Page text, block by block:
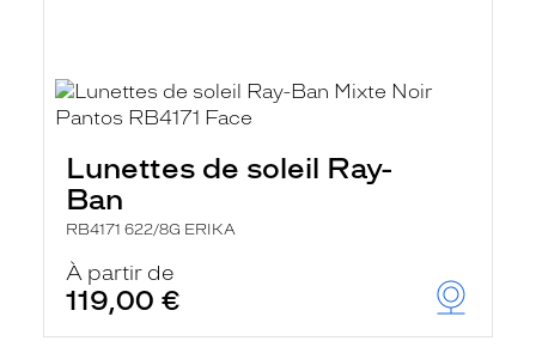
Lunettes de soleil Ray-
Ban
RB4171 622/8G ERIKA
À partir de
119,00 €